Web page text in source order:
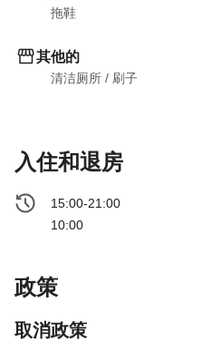
拖鞋
其他的
清洁厕所 / 刷子
入住和退房
15:00-21:00
10:00
政策
取消政策